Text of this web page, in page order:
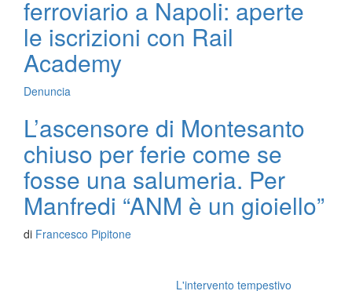
ferroviario a Napoli: aperte
le iscrizioni con Rail
Academy
Denuncia
L’ascensore di Montesanto
chiuso per ferie come se
fosse una salumeria. Per
Manfredi “ANM è un gioiello”
di Francesco Pipitone
L'intervento tempestivo